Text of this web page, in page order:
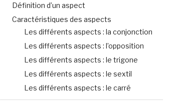
Définition d’un aspect
Caractéristiques des aspects
Les différents aspects : la conjonction
Les différents aspects : l’opposition
Les différents aspects : le trigone
Les différents aspects : le sextil
Les différents aspects : le carré